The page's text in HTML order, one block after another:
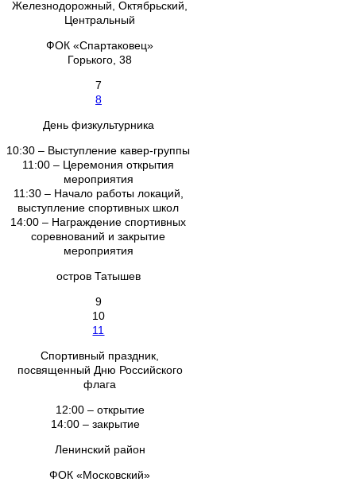
Железнодорожный, Октябрьский,
Центральный
ФОК «Спартаковец»
Горького, 38
7
8
День физкультурника
10:30 – Выступление кавер-группы
11:00 – Церемония открытия
мероприятия
11:30 – Начало работы локаций,
выступление спортивных школ
14:00 – Награждение спортивных
соревнований и закрытие
мероприятия
остров Татышев
9
10
11
Спортивный праздник,
посвященный Дню Российского
флага
12:00 – открытие
14:00 – закрытие
Ленинский район
ФОК «Московский»